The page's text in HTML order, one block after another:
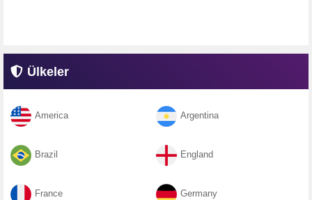
Ülkeler
America Argentina
Brazil England
France Germany